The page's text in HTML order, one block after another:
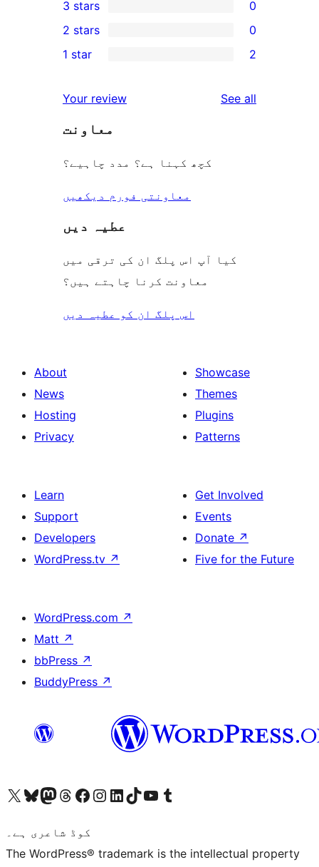
star
review
4-
star
reviews
0
3-
star
3 stars 0
2-
reviews
2 stars 0
star
reviews
1 star 2
Your review See all
معاونت
کچھ کہنا ہے؟ مدد چاہیے؟
معاونتی فورم دیکھیں
عطیہ دیں
کیا آپ اس پلگ ان کی ترقی میں
معاونت کرنا چاہتے ہیں؟
اس پلگ ان کو عطیہ دیں
About
News
Hosting
Privacy
Showcase
Themes
Plugins
Patterns
Learn
Support
Developers
WordPress.tv ↗
Get Involved
Events
Donate ↗
Five for the Future
WordPress.com ↗
Matt ↗
bbPress ↗
BuddyPress ↗
Visit our X (formerly Twitter) account
ہمارے بلیواسکائی اکاؤنٹ پر جائیں
Visit our Mastodon account
ہمارے ٹھریڈز اکاؤنٹ پر جائیں
Visit our Facebook page
Visit our Instagram account
Visit our LinkedIn account
ہمارے ٹک ٹاک اکاؤنٹ پر جائیں
Visit our YouTube channel
ہمارے ٹمبلر اکاؤنٹ پر جائیں
کوڈ شاعری ہے۔
The WordPress® trademark is the intellectual property